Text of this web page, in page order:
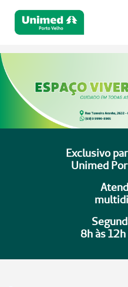
Exclusivo
Unimed
8h às